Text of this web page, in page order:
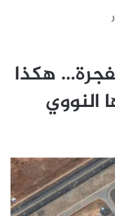
هكذا
النووي